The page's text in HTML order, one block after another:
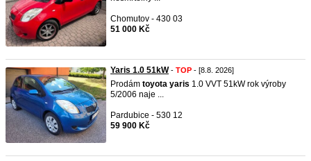
Chomutov - 430 03
51 000 Kč
Yaris 1.0 51kW- TOP - [8.8. 2026]
Prodám toyota yaris 1.0 VVT 51kW rok výroby
5/2006 naje ...
Pardubice - 530 12
59 900 Kč